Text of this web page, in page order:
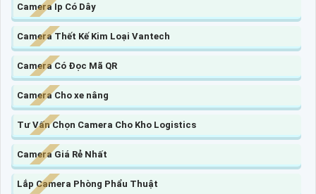
Camera Ip Có Dây
Camera Thết Kế Kim Loại Vantech
Camera Có Đọc Mã QR
Camera Cho xe nâng
Tư Vấn Chọn Camera Cho Kho Logistics
Camera Giá Rẻ Nhất
Lắp Camera Phòng Phẩu Thuật